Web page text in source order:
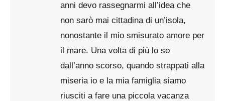
anni devo rassegnarmi all’idea che
non sarò mai cittadina di un’isola,
nonostante il mio smisurato amore per
il mare. Una volta di più lo so
dall’anno scorso, quando strappati alla
miseria io e la mia famiglia siamo
riusciti a fare una piccola vacanza